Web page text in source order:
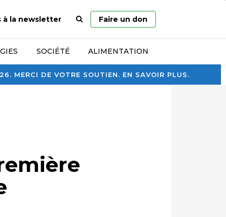
MERCI DE VOTRE SOUTIEN. EN SAVOIR PLUS.
à la newsletter
Page
d’accueil
Faire un don
SOCIÉTÉ ALIMENTATION